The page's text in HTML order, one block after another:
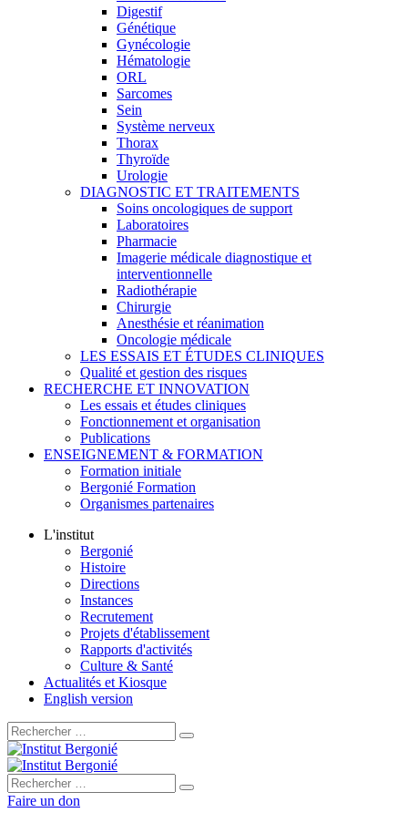
Digestif
Génétique
Gynécologie
Hématologie
ORL
Sarcomes
Sein
Système nerveux
Thorax
Thyroïde
Urologie
DIAGNOSTIC ET TRAITEMENTS
Soins oncologiques de support
Laboratoires
Pharmacie
Imagerie médicale diagnostique et
interventionnelle
Radiothérapie
Chirurgie
Anesthésie et réanimation
Oncologie médicale
LES ESSAIS ET ÉTUDES CLINIQUES
Qualité et gestion des risques
RECHERCHE ET INNOVATION
Les essais et études cliniques
Fonctionnement et organisation
Publications
ENSEIGNEMENT & FORMATION
Formation initiale
Bergonié Formation
Organismes partenaires
L'institut
Bergonié
Histoire
Directions
Instances
Recrutement
Projets d'établissement
Rapports d'activités
Culture & Santé
Actualités et Kiosque
English version
Rechercher :
Rechercher :
Faire un don